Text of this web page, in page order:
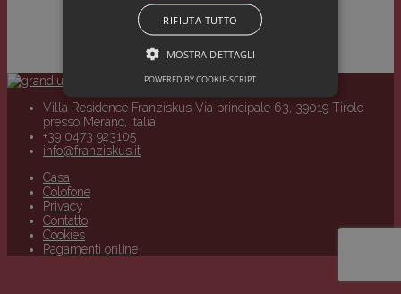
Immagini
Villa Residence Franziskus Via principale 63, 39019 Tirolo
presso Merano, Italia
+39 0473 923105
info@franziskus.it
Casa
Colofone
Privacy
Contatto
Cookies
Pagamenti online
RIFIUTA TUTTO
MOSTRA DETTAGLI
Strettamente necessari
Targeting
funzionalità principali del sito web come
necessari.
Descrizione
POWERED BY COOKIE-SCRIPT